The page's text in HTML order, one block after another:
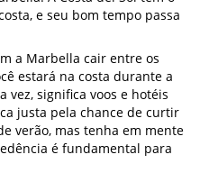
e seu bom tempo passa
a Marbella cair entre os
estará na costa durante a
vez, significa voos e hotéis
justa pela chance de curtir
verão, mas tenha em mente
é fundamental para